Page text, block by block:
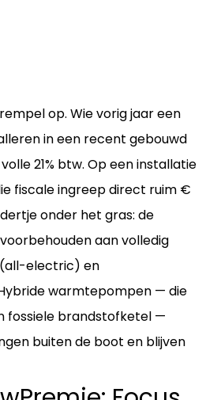
op. Wie vorig jaar een
in een recent gebouwd
21% btw. Op een installatie
fiscale ingreep direct ruim €
onder het gras: de
aan volledig
electric) en
warmtepompen — die
fossiele brandstofketel —
buiten de boot en blijven